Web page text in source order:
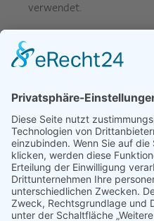
verwendet.
KONTAKT
INFOS